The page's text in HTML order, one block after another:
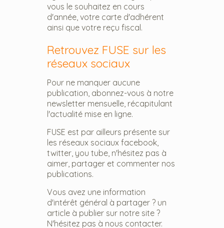
vous le souhaitez en cours
d'année, votre carte d'adhérent
ainsi que votre reçu fiscal.
Retrouvez FUSE sur les
réseaux sociaux
Pour ne manquer aucune
publication, abonnez-vous à notre
newsletter mensuelle, récapitulant
l'actualité mise en ligne.
FUSE est par ailleurs présente sur
les réseaux sociaux facebook,
twitter, you tube, n'hésitez pas à
aimer, partager et commenter nos
publications.
Vous avez une information
d'intérêt général à partager ? un
article à publier sur notre site ?
N'hésitez pas à nous contacter.